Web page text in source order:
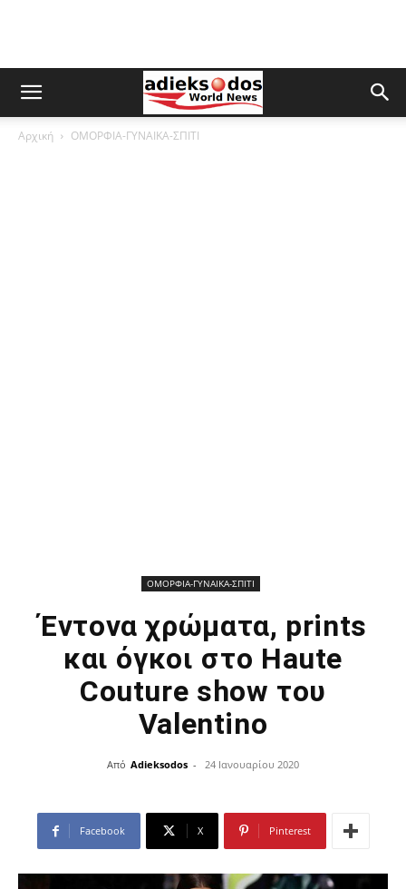
Αρχική ΟΜΟΡΦΙΑ-ΓΥΝΑΙΚΑ-ΣΠΙΤΙ
ΟΜΟΡΦΙΑ-ΓΥΝΑΙΚΑ-ΣΠΙΤΙ
Έντονα χρώματα, prints
και όγκοι στο Haute
Couture show του
Valentino
Από Adieksodos - 24 Ιανουαρίου 2020
Facebook X Pinterest